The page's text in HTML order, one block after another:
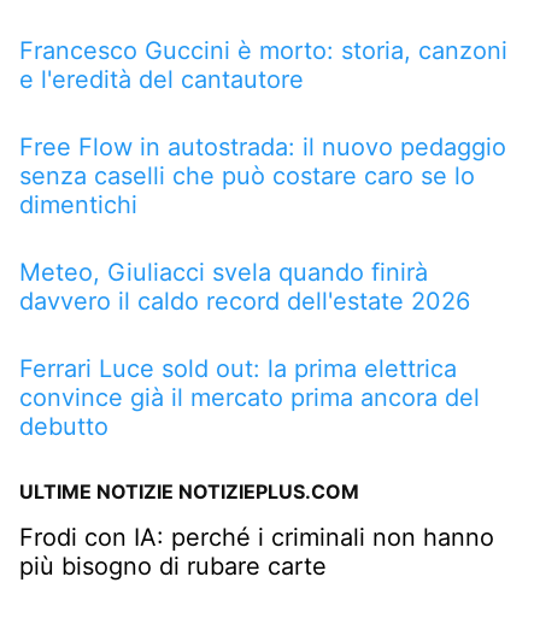
Francesco Guccini è morto: storia, canzoni
e l'eredità del cantautore
Free Flow in autostrada: il nuovo pedaggio
senza caselli che può costare caro se lo
dimentichi
Meteo, Giuliacci svela quando finirà
davvero il caldo record dell'estate 2026
Ferrari Luce sold out: la prima elettrica
convince già il mercato prima ancora del
debutto
ULTIME NOTIZIE NOTIZIEPLUS.COM
Frodi con IA: perché i criminali non hanno
più bisogno di rubare carte